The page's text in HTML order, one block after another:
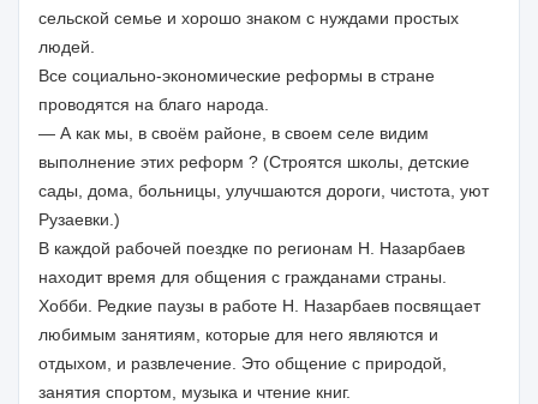
сельской семье и хорошо знаком с нуждами простых
людей.
Все социально-экономические реформы в стране
проводятся на благо народа.
— А как мы, в своём районе, в своем селе видим
выполнение этих реформ ? (Строятся школы, детские
сады, дома, больницы, улучшаются дороги, чистота, уют
Рузаевки.)
В каждой рабочей поездке по регионам Н. Назарбаев
находит время для общения с гражданами страны.
Хобби. Редкие паузы в работе Н. Назарбаев посвящает
любимым занятиям, которые для него являются и
отдыхом, и развлечение. Это общение с природой,
занятия спортом, музыка и чтение книг.